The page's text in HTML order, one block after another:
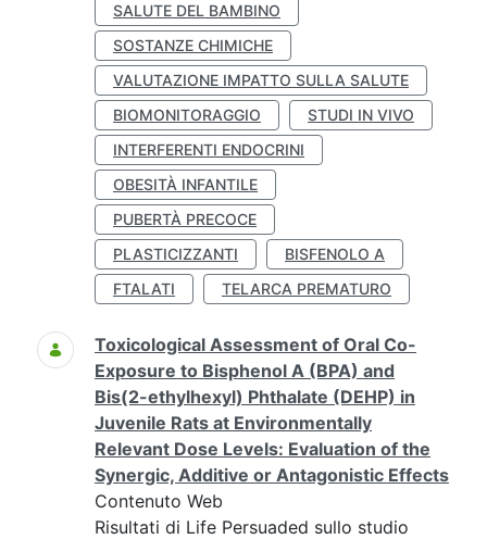
SALUTE DEL BAMBINO
SOSTANZE CHIMICHE
VALUTAZIONE IMPATTO SULLA SALUTE
BIOMONITORAGGIO
STUDI IN VIVO
INTERFERENTI ENDOCRINI
OBESITÀ INFANTILE
PUBERTÀ PRECOCE
PLASTICIZZANTI
BISFENOLO A
FTALATI
TELARCA PREMATURO
Toxicological Assessment of Oral Co-
Exposure to Bisphenol A (BPA) and
Bis(2-ethylhexyl) Phthalate (DEHP) in
Juvenile Rats at Environmentally
Relevant Dose Levels: Evaluation of the
Synergic, Additive or Antagonistic Effects
Contenuto Web
Risultati di Life Persuaded sullo studio